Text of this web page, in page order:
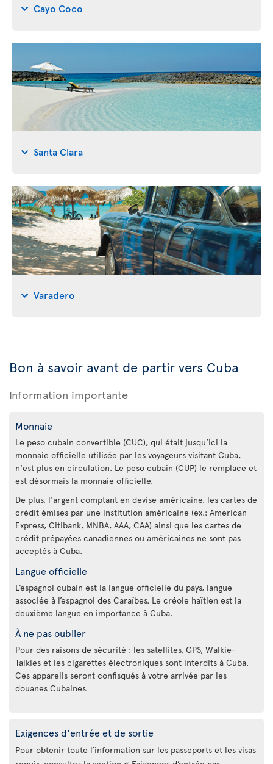
Cayo Coco
Santa Clara
Varadero
Bon à savoir avant de partir vers Cuba
Information importante
Monnaie
Le peso cubain convertible (CUC), qui était jusqu’ici la
monnaie officielle utilisée par les voyageurs visitant Cuba,
n'est plus en circulation. Le peso cubain (CUP) le remplace et
est désormais la monnaie officielle.
De plus, l'argent comptant en devise américaine, les cartes de
crédit émises par une institution américaine (ex.: American
Express, Citibank, MNBA, AAA, CAA) ainsi que les cartes de
crédit prépayées canadiennes ou américaines ne sont pas
acceptés à Cuba.
Langue officielle
L’espagnol cubain est la langue officielle du pays, langue
associée à l’espagnol des Caraïbes. Le créole haïtien est la
deuxième langue en importance à Cuba.
À ne pas oublier
Pour des raisons de sécurité : les satellites, GPS, Walkie-
Talkies et les cigarettes électroniques sont interdits à Cuba.
Ces appareils seront confisqués à votre arrivée par les
douanes Cubaines.
Exigences d'entrée et de sortie
Pour obtenir toute l’information sur les passeports et les visas